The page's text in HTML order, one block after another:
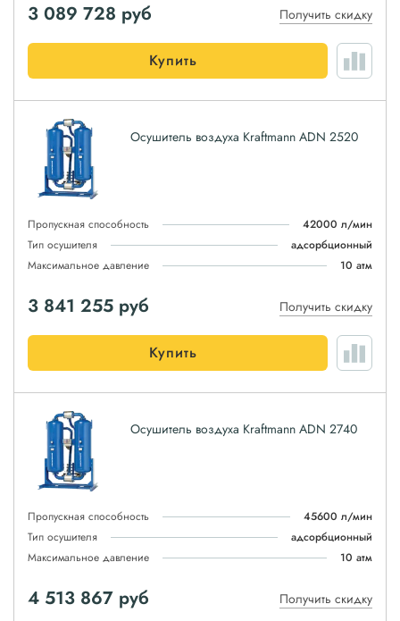
3 089 728 руб Получить скидку
Купить
Осушитель воздуха Kraftmann ADN 2520
Пропускная способность
42000 л/мин
Тип осушителя
адсорбционный
Максимальное давление
10 атм
3 841 255 руб Получить скидку
Купить
Осушитель воздуха Kraftmann ADN 2740
Пропускная способность
45600 л/мин
Тип осушителя
адсорбционный
Максимальное давление
10 атм
4 513 867 руб Получить скидку